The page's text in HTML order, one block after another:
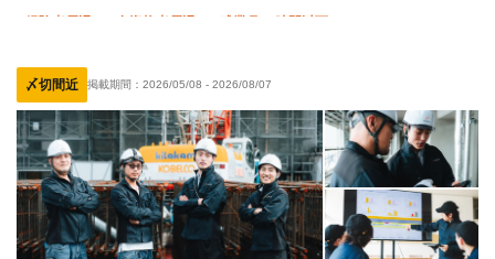
車・バイク通勤OK 転勤なし
〆切間近 掲載期間： 2026/05/08 - 2026/08/07